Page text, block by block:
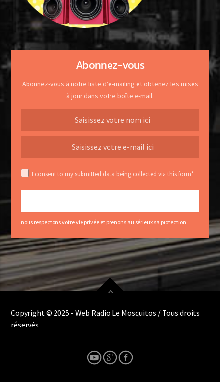
Abonnez-vous
Abonnez-vous à notre liste d’e-mailing et obtenez les mises
à jour dans votre boîte e-mail.
I consent to my submitted data being collected via this form*
nous respectons votre vie privée et prenons au sérieux sa protection
Copyright © 2025 - Web Radio Le Mosquitos / Tous droits
réservés